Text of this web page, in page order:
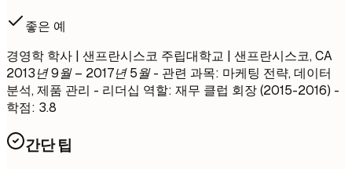
좋은 예
경영학 학사 | 샌프란시스코 주립대학교 | 샌프란시스코, CA
2013년 9월 – 2017년 5월- 관련 과목: 마케팅 전략, 데이터
분석, 제품 관리 - 리더십 역할: 재무 클럽 회장 (2015-2016) -
학점: 3.8
간단 팁